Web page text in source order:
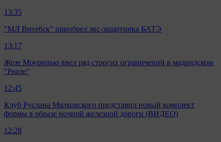
13:35
"МЛ Витебск" приобрел экс-защитника БАТЭ
13:17
Жозе Моуринью ввел ряд строгих ограничений в мадридском
"Реале"
12:45
Клуб Руслана Мялковского представил новый комплект
формы в образе ночной железной дороги (ВИДЕО)
12:28